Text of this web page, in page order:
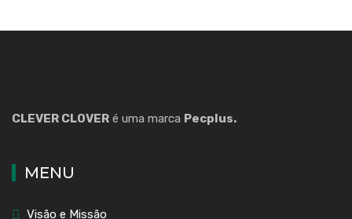
CLEVER CLOVER é uma marca Pecplus.
MENU
Visão e Missão